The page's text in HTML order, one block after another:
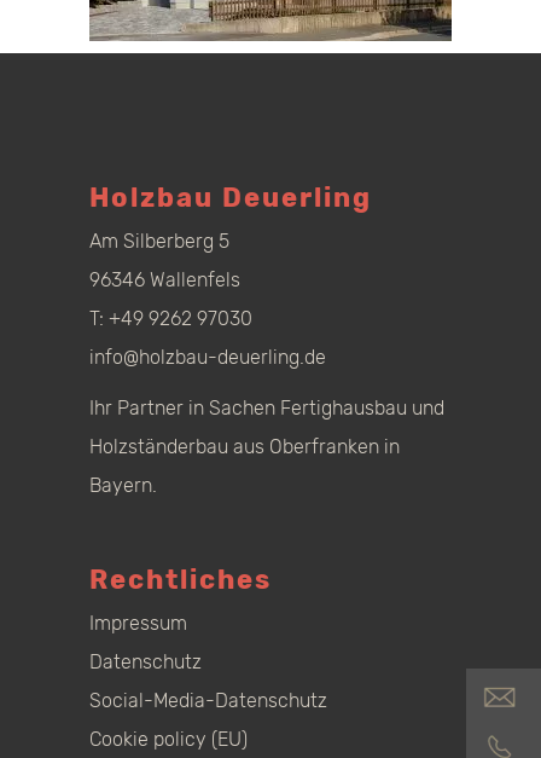
Holzbau Deuerling
Am Silberberg 5
96346 Wallenfels
T: +49 9262 97030
info@holzbau-deuerling.de
Ihr Partner in Sachen Fertighausbau und
Holzständerbau aus Oberfranken in
Bayern.
Rechtliches
Impressum
Datenschutz
Social-Media-Datenschutz
Cookie policy (EU)